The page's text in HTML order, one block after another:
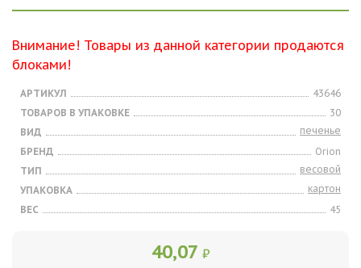
Внимание! Товары из данной категории продаются
блоками!
АРТИКУЛ
43646
ТОВАРОВ В УПАКОВКЕ
30
ВИД
печенье
БРЕНД
Orion
ТИП
весовой
УПАКОВКА
картон
ВЕС
45
40,07 ₽